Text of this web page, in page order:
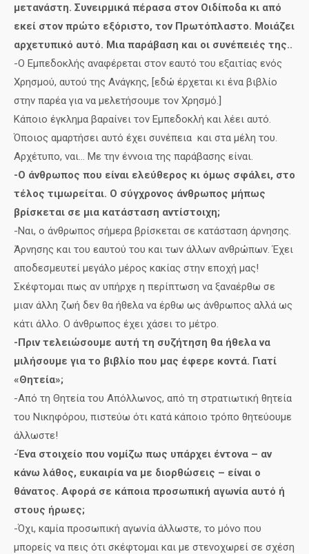
μετανάστη. Συνειρμικά πέρασα στον Οιδίποδα κι από
εκεί στον πρώτο εξόριστο, τον Πρωτόπλαστο. Μοιάζει
αρχετυπικό αυτό. Μια παράβαση και οι συνέπειές της..
-Ο Εμπεδοκλής αναφέρεται στον εαυτό του εξαιτίας ενός
Χρησμού, αυτού της Ανάγκης, [εδώ έρχεται κι ένα βιβλίο
στην παρέα για να μελετήσουμε τον Χρησμό.]
Κάποιο έγκλημα βαραίνει τον Εμπεδοκλή και λέει αυτό.
Όποιος αμαρτήσει αυτό έχει συνέπεια και στα μέλη του.
Αρχέτυπο, ναι… Με την έννοια της παράβασης είναι.
-Ο άνθρωπος που είναι ελεύθερος κι όμως σφάλει, στο
τέλος τιμωρείται. Ο σύγχρονος άνθρωπος μήπως
βρίσκεται σε μια κατάσταση αντίστοιχη;
-Ναι, ο άνθρωπος σήμερα βρίσκεται σε κατάσταση άρνησης.
Άρνησης και του εαυτού του και των άλλων ανθρώπων. Έχει
αποδεσμευτεί μεγάλο μέρος κακίας στην εποχή μας!
Σκέφτομαι πως αν υπήρχε η περίπτωση να ξαναέρθω σε
μιαν άλλη ζωή δεν θα ήθελα να έρθω ως άνθρωπος αλλά ως
κάτι άλλο. Ο άνθρωπος έχει χάσει το μέτρο.
-Πριν τελειώσουμε αυτή τη συζήτηση θα ήθελα να
μιλήσουμε για το βιβλίο που μας έφερε κοντά. Γιατί
«Θητεία»;
-Από τη Θητεία του Απόλλωνος, από τη στρατιωτική θητεία
του Νικηφόρου, πιστεύω ότι κατά κάποιο τρόπο θητεύουμε
άλλωστε!
-Ένα στοιχείο που νομίζω πως υπάρχει έντονα – αν
κάνω λάθος, ευκαιρία να με διορθώσεις – είναι ο
θάνατος. Αφορά σε κάποια προσωπική αγωνία αυτό ή
στους ήρωες;
-Όχι, καμία προσωπική αγωνία άλλωστε, το μόνο που
μπορείς να πεις ότι σκέφτομαι και με στενοχωρεί σε σχέση